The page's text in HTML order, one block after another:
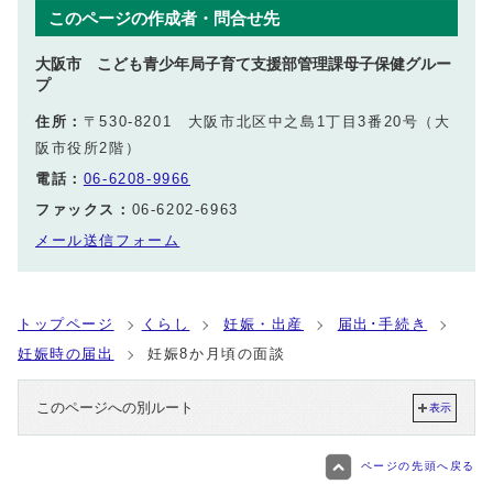
このページの作成者・問合せ先
大阪市 こども青少年局子育て支援部管理課母子保健グルー
プ
住所： 〒530-8201 大阪市北区中之島1丁目3番20号（大
阪市役所2階）
電話： 06-6208-9966
ファックス： 06-6202-6963
メール送信フォーム
トップページ くらし 妊娠・出産
届出･手続き
妊娠時の届出
妊娠8か月頃の面談
このページへの別ルート 表示
ページの先頭へ戻る